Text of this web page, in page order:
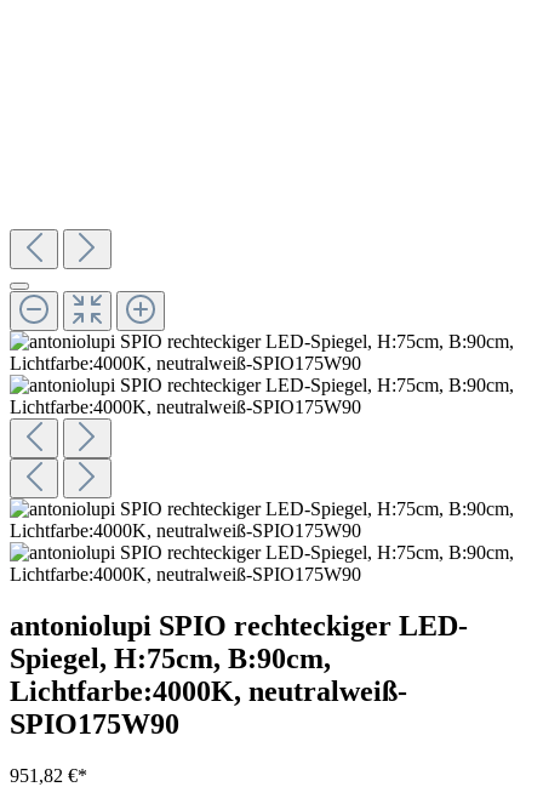
antoniolupi SPIO rechteckiger LED-
Spiegel, H:75cm, B:90cm,
Lichtfarbe:4000K, neutralweiß-
SPIO175W90
951,82 €*